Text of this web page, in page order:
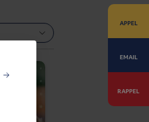
APPEL
EMAIL
RAPPEL